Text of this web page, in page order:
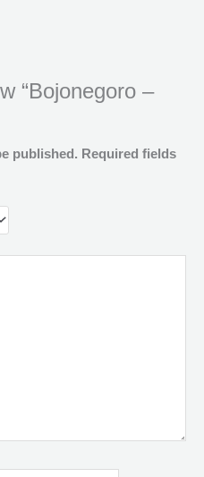
“Bojonegoro –
published. Required fields